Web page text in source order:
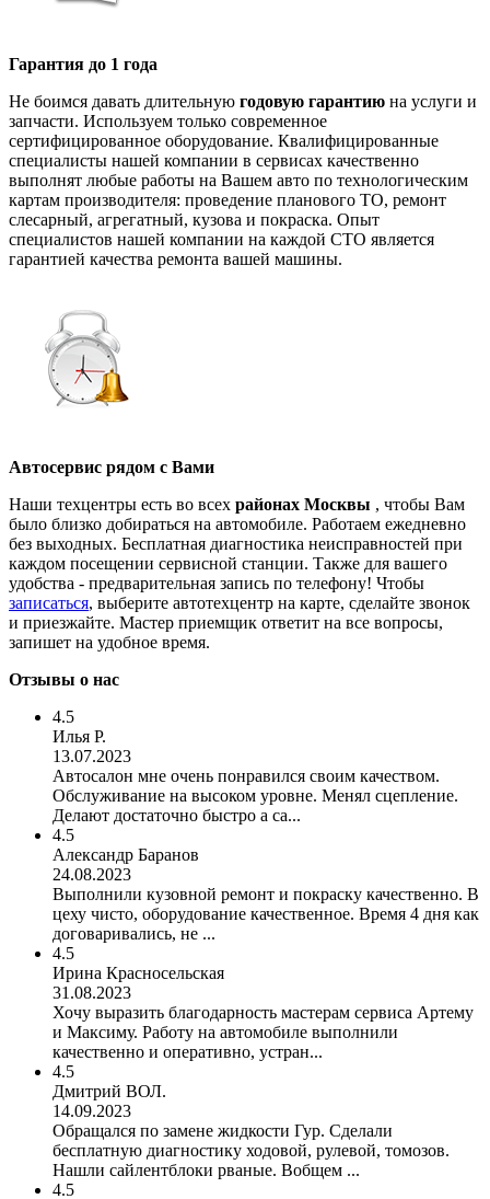
Гарантия до 1 года
Не боимся давать длительную годовую гарантию на услуги и
запчасти. Используем только современное
сертифицированное оборудование. Квалифицированные
специалисты нашей компании в сервисах качественно
выполнят любые работы на Вашем авто по технологическим
картам производителя: проведение планового ТО, ремонт
слесарный, агрегатный, кузова и покраска. Опыт
специалистов нашей компании на каждой СТО является
гарантией качества ремонта вашей машины.
Автосервис рядом с Вами
Наши техцентры есть во всех районах Москвы , чтобы Вам
было близко добираться на автомобиле. Работаем ежедневно
без выходных. Бесплатная диагностика неисправностей при
каждом посещении сервисной станции. Также для вашего
удобства - предварительная запись по телефону! Чтобы
записаться, выберите автотехцентр на карте, сделайте звонок
и приезжайте. Мастер приемщик ответит на все вопросы,
запишет на удобное время.
Отзывы о нас
4.5
Илья Р.
13.07.2023
Автосалон мне очень понравился своим качеством.
Обслуживание на высоком уровне. Менял сцепление.
Делают достаточно быстро а са...
4.5
Александр Баранов
24.08.2023
Выполнили кузовной ремонт и покраску качественно. В
цеху чисто, оборудование качественное. Время 4 дня как
договаривались, не ...
4.5
Ирина Красносельская
31.08.2023
Хочу выразить благодарность мастерам сервиса Артему
и Максиму. Работу на автомобиле выполнили
качественно и оперативно, устран...
4.5
Дмитрий ВОЛ.
14.09.2023
Обращался по замене жидкости Гур. Сделали
бесплатную диагностику ходовой, рулевой, томозов.
Нашли сайлентблоки рваные. Вобщем ...
4.5